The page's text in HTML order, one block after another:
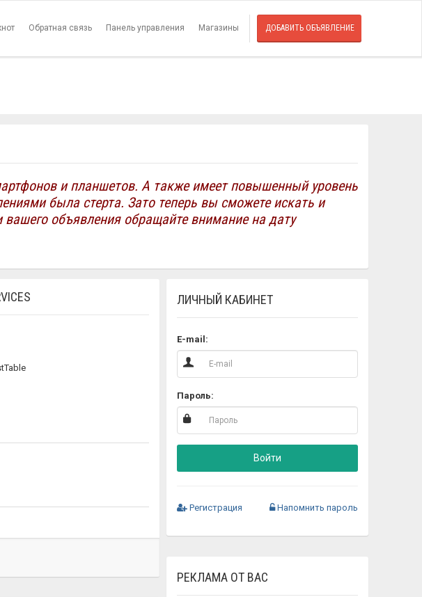
'evrodococuevrodo.eboard_filter_val_string' doesn't existUnknown column 'shop.soc_vk' in 'field
doesn't exist
Обратная связь Панель управления Магазины ДОБАВИТЬ ОБЪЯВЛЕНИЕ
и планшетов. А также имеет повышенный уровень
была стерта. Зато теперь вы сможете искать и
объявления обращайте внимание на дату
ЛИЧНЫЙ КАБИНЕТ
E-mail:
Пароль:
Войти
Регистрация Напомнить пароль
РЕКЛАМА ОТ ВАС